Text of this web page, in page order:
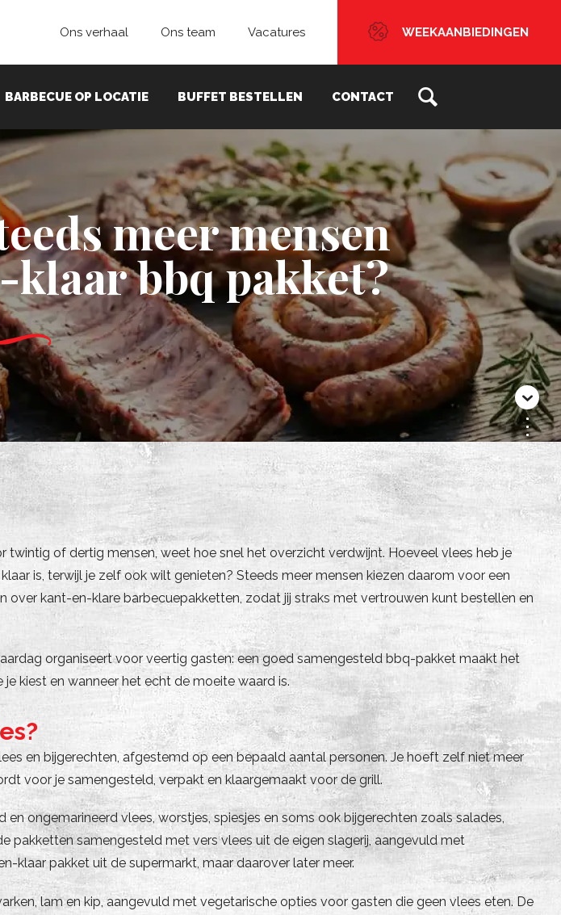
Ons verhaal Ons team Vacatures WEEKAANBIEDINGEN
BARBECUE OP LOCATIE BUFFET BESTELLEN CONTACT
meer mensen
bbq pakket?
of dertig mensen, weet hoe snel het overzicht verdwijnt. Hoeveel vlees heb je
is, terwijl je zelf ook wilt genieten? Steeds meer mensen kiezen daarom voor een
kant-en-klare barbecuepakketten, zodat jij straks met vertrouwen kunt bestellen en
organiseert voor veertig gasten: een goed samengesteld bbq-pakket maakt het
kiest en wanneer het echt de moeite waard is.
en bijgerechten, afgestemd op een bepaald aantal personen. Je hoeft zelf niet meer
voor je samengesteld, verpakt en klaargemaakt voor de grill.
ongemarineerd vlees, worstjes, spiesjes en soms ook bijgerechten zoals salades,
pakketten samengesteld met vers vlees uit de eigen slagerij, aangevuld met
klaar pakket uit de supermarkt, maar daarover later meer.
lam en kip, aangevuld met vegetarische opties voor gasten die geen vlees eten. De